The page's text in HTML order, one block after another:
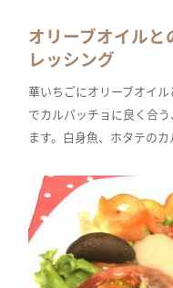
オリーブオイル
レッシング
華いちごにオリーブオイ
でカルパッチョに良く合
ます。白身魚、ホタテの